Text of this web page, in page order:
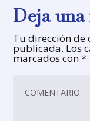
Deja una
Tu dirección de
publicada. Los
marcados con*